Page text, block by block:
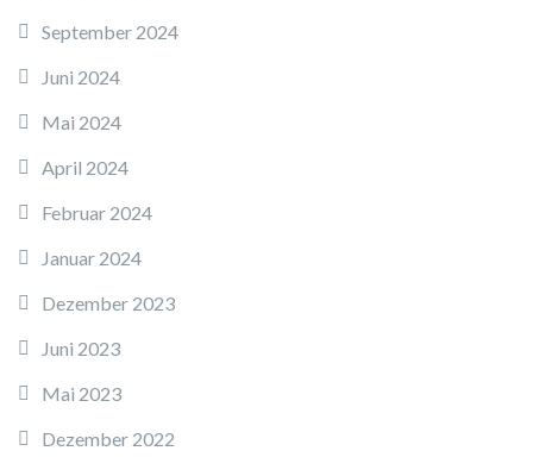
September 2024
Juni 2024
Mai 2024
April 2024
Februar 2024
Januar 2024
Dezember 2023
Juni 2023
Mai 2023
Dezember 2022